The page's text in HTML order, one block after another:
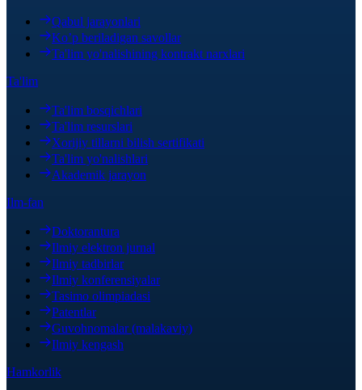
Qabul jarayonlari
Ko’p beriladigan savollar
Ta'lim yo'nalishining kontrakt narxlari
Ta'lim
Ta'lim bosqichlari
Ta'lim resurslari
Xorijiy tillarni bilish sertifikati
Ta'lim yo'nalishlari
Akademik jarayon
Ilm-fan
Doktorantura
Ilmiy elektron jurnal
Ilmiy tadbirlar
Ilmiy konferensiyalar
Tasimo olimpiadasi
Patentlar
Guvohnomalar (malakaviy)
Ilmiy kengash
Hamkorlik